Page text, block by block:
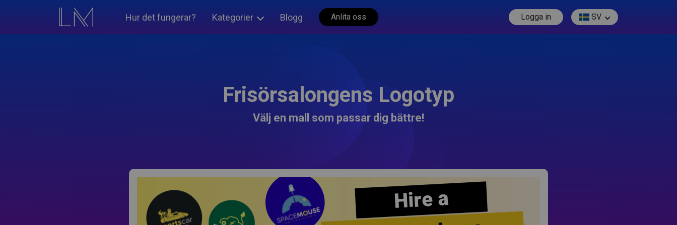
Hur det fungerar? Kategorier Blogg Anlita oss Logga in SV
Frisörsalongens Logotyp
Välj en mall som passar dig bättre!
Hire a